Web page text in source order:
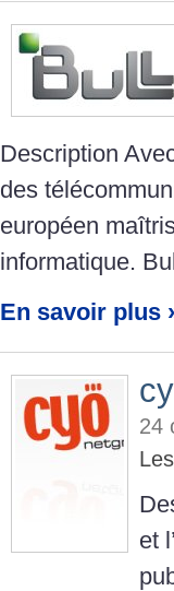
Description
des
européen
informatique.
En savoir plus
24
et